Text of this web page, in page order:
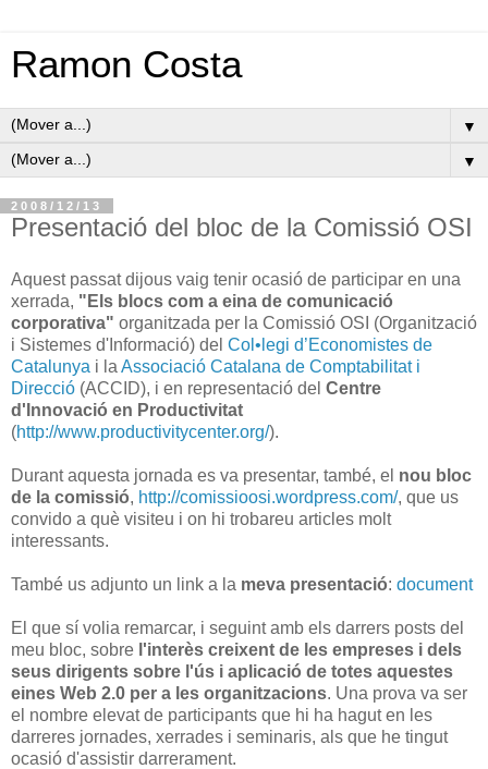
Ramon Costa
▼
▼
2008/12/13
Presentació del bloc de la Comissió OSI
Aquest passat dijous vaig tenir ocasió de participar en una
xerrada, "Els blocs com a eina de comunicació
corporativa" organitzada per la Comissió OSI (Organització
i Sistemes d'Informació) del Col•legi d’Economistes de
Catalunya i la Associació Catalana de Comptabilitat i
Direcció (ACCID), i en representació del Centre
d'Innovació en Productivitat
(http://www.productivitycenter.org/).
Durant aquesta jornada es va presentar, també, el nou bloc
de la comissió, http://comissioosi.wordpress.com/, que us
convido a què visiteu i on hi trobareu articles molt
interessants.
També us adjunto un link a la meva presentació: document
El que sí volia remarcar, i seguint amb els darrers posts del
meu bloc, sobre l'interès creixent de les empreses i dels
seus dirigents sobre l'ús i aplicació de totes aquestes
eines Web 2.0 per a les organitzacions. Una prova va ser
el nombre elevat de participants que hi ha hagut en les
darreres jornades, xerrades i seminaris, als que he tingut
ocasió d'assistir darrerament.